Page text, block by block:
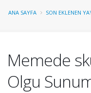
ANA SAYFA SON EKLENEN
Memede
Olgu